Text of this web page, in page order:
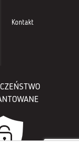
Kontakt